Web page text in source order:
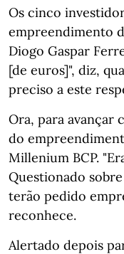
Os cinco
empreendimento
Diogo Gaspar
[de euros]", diz,
preciso a este
Ora, para avançar
do
Millenium BCP.
Questionado
terão pedido
reconhece.
Alertado depois